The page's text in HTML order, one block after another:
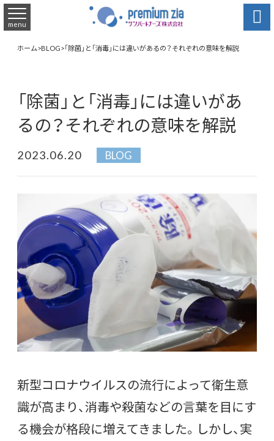
menu 
ホーム>BLOG>「除菌」と「消毒」には違いがあるの？それぞれの意味を解説
「除菌」と「消毒」には違いがあ
るの？それぞれの意味を解説
2023.06.20 BLOG
新型コロナウイルスの流行によって衛生意
識が高まり、消毒や殺菌などの言葉を目にす
る機会が格段に増えてきました。しかし、実